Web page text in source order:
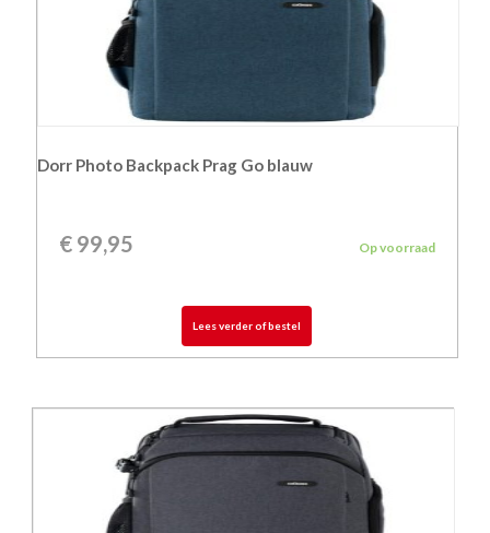
Dorr Photo Backpack Prag Go blauw
€99,95 Op voorraad
Lees verder of bestel